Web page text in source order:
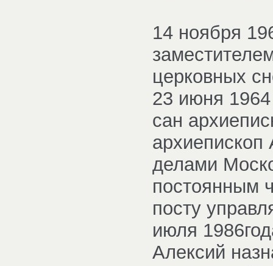
14 ноября
церковных
23 июня 1964
сан
делами
постоянным
посту
июля
Алексий